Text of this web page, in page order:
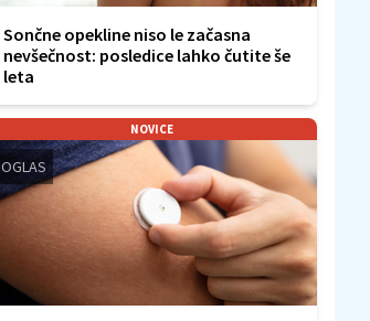
Sončne opekline niso le začasna
nevšečnost: posledice lahko čutite še
leta
NOVICE
OGLAS